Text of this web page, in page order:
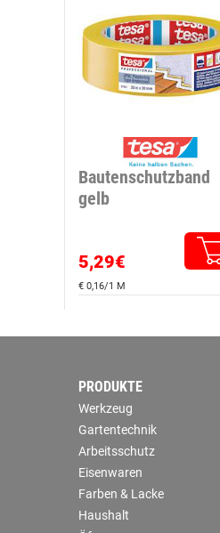
Bautenschutzband
gelb
5,29€
€ 0,16/1 M
PRODUKTE
Werkzeug
Gartentechnik
Arbeitsschutz
Eisenwaren
Farben & Lacke
Haushalt